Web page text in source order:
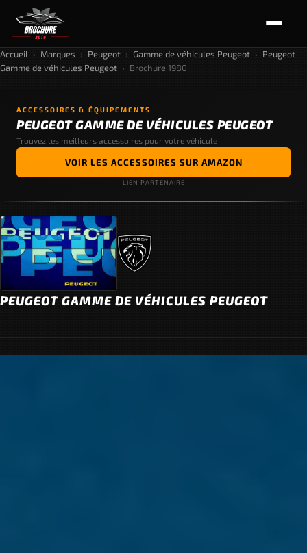
Accueil › Marques › Peugeot › Gamme de véhicules Peugeot › Peugeot
Gamme de véhicules Peugeot › Brochure 1980
ACCESSOIRES & ÉQUIPEMENTS
PEUGEOT GAMME DE VÉHICULES PEUGEOT
Trouvez les meilleurs accessoires pour votre véhicule
VOIR LES ACCESSOIRES SUR AMAZON
LIEN PARTENAIRE
PEUGEOT GAMME DE VÉHICULES PEUGEOT